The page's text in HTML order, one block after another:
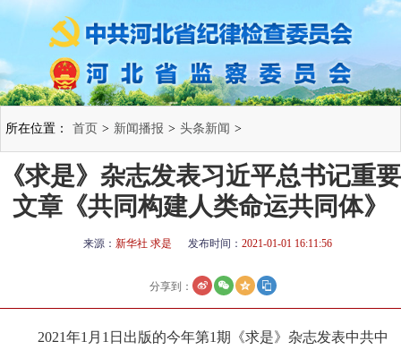
所在位置： 首页 > 新闻播报 > 头条新闻 >
《求是》杂志发表习近平总书记重要
文章《共同构建人类命运共同体》
来源： 新华社 求是 发布时间： 2021-01-01 16:11:56
分享到：
2021年1月1日出版的今年第1期《求是》杂志发表中共中